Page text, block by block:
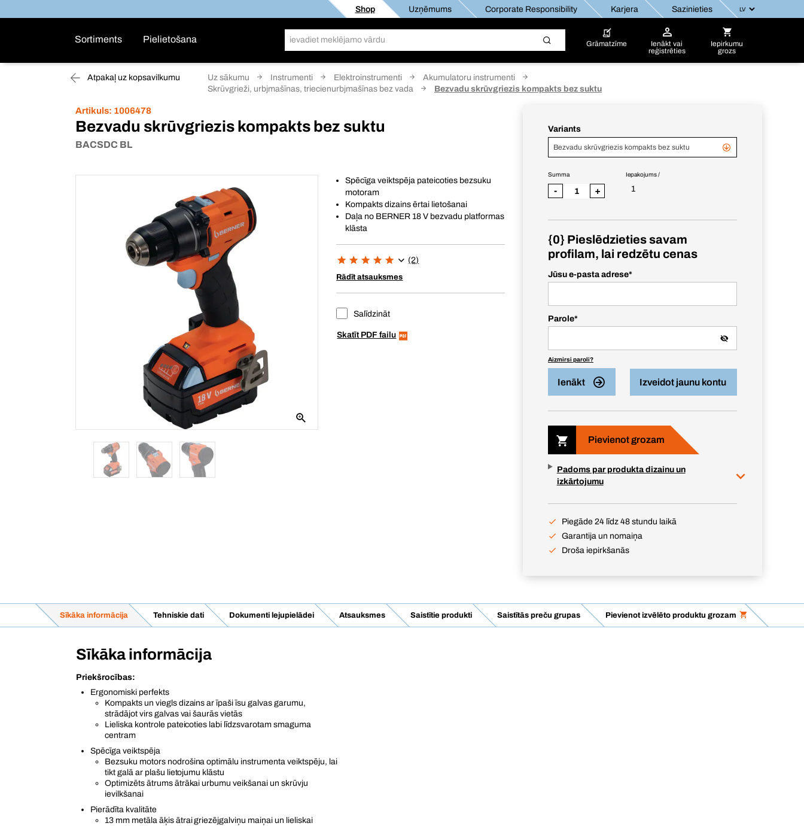
Shop Uzņēmums Corporate Responsibility Karjera Sazinieties
Sortiments Pielietošana Grāmatzīme
Ienākt vai
reģistrēties
Iepirkumu
grozs
Atpakaļ uz kopsavilkumu Uz sākumu Instrumenti Elektroinstrumenti
Akumulatoru instrumenti
Skrūvgrieži, urbjmašīnas, triecienurbjmašīnas bez vada
Bezvadu skrūvgriezis kompakts bez suktu
Artikuls: 1006478
Bezvadu skrūvgriezis kompakts bez suktu
BACSDC BL
Spēcīga veiktspēja pateicoties bezsuku
motoram
Kompakts dizains ērtai lietošanai
Daļa no BERNER 18 V bezvadu platformas
klāsta
(2)
Rādīt atsauksmes
Salīdzināt
Skatīt PDF failu
Variants
Bezvadu skrūvgriezis kompakts bez suktu
Iepakojums /
1
Summa
- +
{0} Pieslēdzieties savam
profilam, lai redzētu cenas
Jūsu e-pasta adrese*
Parole*
Aizmirsi paroli?
Ienākt Izveidot jaunu kontu
Pievienot grozam
Padoms par produkta dizainu un
izkārtojumu
Piegāde 24 līdz 48 stundu laikā
Garantija un nomaiņa
Droša iepirkšanās
Sīkāka informācija Tehniskie dati Dokumenti lejupielādei Atsauksmes Saistītie produkti Saistītās preču grupas Pievienot izvēlēto produktu grozam
Sīkāka informācija
Priekšrocības:
Ergonomiski perfekts
Kompakts un viegls dizains ar īpaši īsu galvas garumu,
strādājot virs galvas vai šaurās vietās
Lieliska kontrole pateicoties labi līdzsvarotam smaguma
centram
Spēcīga veiktspēja
Bezsuku motors nodrošina optimālu instrumenta veiktspēju, lai
tikt galā ar plašu lietojumu klāstu
Optimizēts ātrums ātrākai urbumu veikšanai un skrūvju
ievilkšanai
Pierādīta kvalitāte
13 mm metāla āķis ātrai griezējgalviņu maiņai un lieliskai